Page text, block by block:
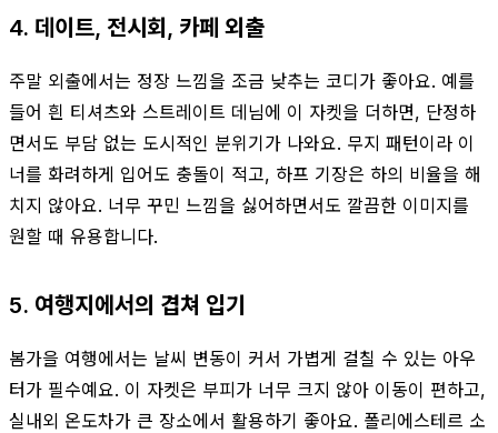
4. 데이트, 전시회, 카페 외출
주말 외출에서는 정장 느낌을 조금 낮추는 코디가 좋아요. 예를
들어 흰 티셔츠와 스트레이트 데님에 이 자켓을 더하면, 단정하
면서도 부담 없는 도시적인 분위기가 나와요. 무지 패턴이라 이
너를 화려하게 입어도 충돌이 적고, 하프 기장은 하의 비율을 해
치지 않아요. 너무 꾸민 느낌을 싫어하면서도 깔끔한 이미지를
원할 때 유용합니다.
5. 여행지에서의 겹쳐 입기
봄가을 여행에서는 날씨 변동이 커서 가볍게 걸칠 수 있는 아우
터가 필수예요. 이 자켓은 부피가 너무 크지 않아 이동이 편하고,
실내외 온도차가 큰 장소에서 활용하기 좋아요. 폴리에스테르 소